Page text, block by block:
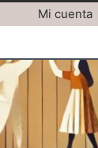
Mi cuenta